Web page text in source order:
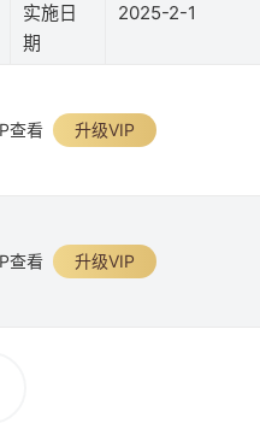
实施日
期
2025-2-1
查看 升级VIP
查看 升级VIP